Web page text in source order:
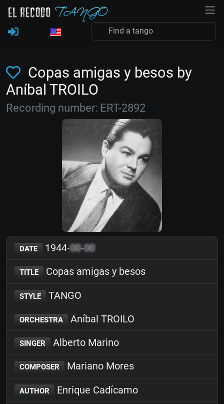
Copas amigas y besos by
Aníbal TROILO
Recording number: ERT-2892
DATE 1944-00-00
TITLE Copas amigas y besos
STYLE TANGO
ORCHESTRA Aníbal TROILO
SINGER Alberto Marino
COMPOSER Mariano Mores
AUTHOR Enrique Cadícamo